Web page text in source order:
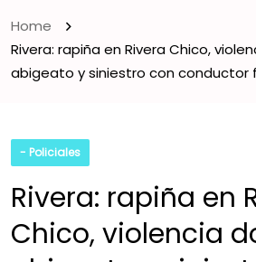
Home
Rivera: rapiña en Rivera Chico,
abigeato y siniestro con conductor
- Policiales
Rivera: rapiña en
Chico, violencia